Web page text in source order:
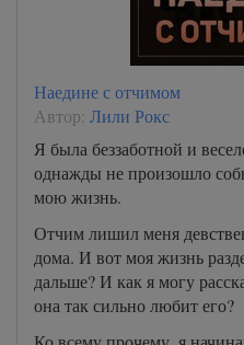
Наедине с отчимом
Автор: Лили Рокс
Я была беззаботной и
однажды не произошло
мою жизнь.
Отчим лишил меня
дома. И вот моя жизнь
дальше? И как я могу
она так сильно любит его?